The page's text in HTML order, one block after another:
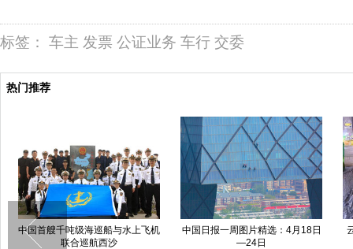
标签： 车主 发票 公证业务 车行 交委
热门推荐
北京：“五一”假期宠物寄养走俏
秦始皇帝陵二号兵马俑坑第二次发
掘启动